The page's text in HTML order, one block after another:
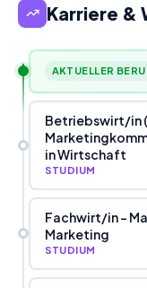
Karriere &
AKTUELLER
Betriebswirt/in
in Wirtschaft
STUDIUM
Fachwirt/in -
Marketing
STUDIUM